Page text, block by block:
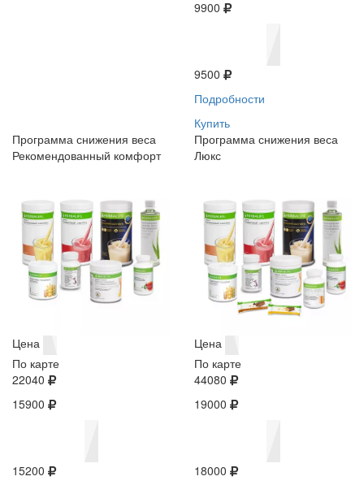
9900
9500
Подробности
Купить
Программа снижения веса
Рекомендованный комфорт
Цена
По карте
22040
15900
15200
Программа снижения веса
Люкс
Цена
По карте
44080
19000
18000